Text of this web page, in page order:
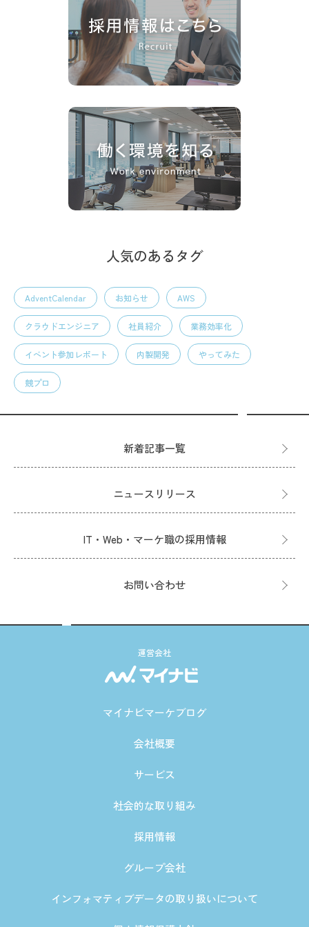
人気のあるタグ
AdventCalendar お知らせ AWS
クラウドエンジニア 社員紹介 業務効率化
イベント参加レポート 内製開発 やってみた
競プロ
新着記事一覧
ニュースリリース
IT・Web・マーケ職の採用情報
お問い合わせ
運営会社
マイナビマーケブログ
会社概要
サービス
社会的な取り組み
採用情報
グループ会社
インフォマティブデータの取り扱いについて